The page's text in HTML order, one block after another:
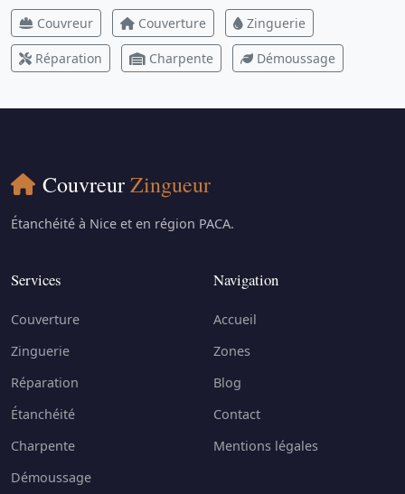
Couvreur Couverture Zinguerie
Réparation Charpente Démoussage
CouvreurZingueur
Étanchéité à Nice et en région PACA.
Services
Couverture
Zinguerie
Réparation
Étanchéité
Charpente
Démoussage
Navigation
Accueil
Zones
Blog
Contact
Mentions légales